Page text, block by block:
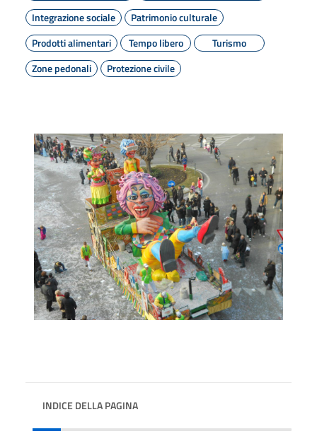
Integrazione sociale
Patrimonio culturale
Prodotti alimentari
Tempo libero
Turismo
Zone pedonali
Protezione civile
INDICE DELLA PAGINA